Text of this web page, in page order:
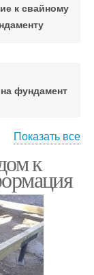
к свайному
фундамент
Показать все
к